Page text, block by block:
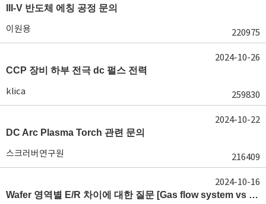
III-V 반도체 에칭 공정 문의
이원용 220975
CCP 장비 하부 전극 dc 펄스 전력
klica 259830
2024-10-26
DC Arc Plasma Torch 관련 문의
스크러버연구원 216409
2024-10-22
Wafer 영역별 E/R 차이에 대한 질문 [Gas flow system vs E/R]
2024-10-16